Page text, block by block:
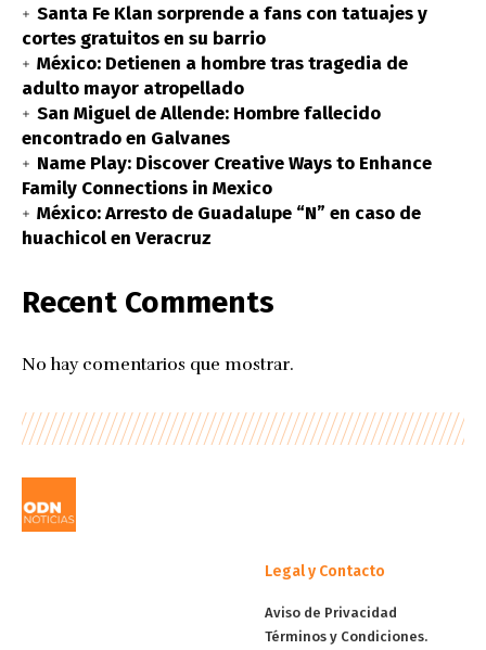
Santa Fe Klan sorprende a fans con tatuajes y
cortes gratuitos en su barrio
México: Detienen a hombre tras tragedia de
adulto mayor atropellado
San Miguel de Allende: Hombre fallecido
encontrado en Galvanes
Name Play: Discover Creative Ways to Enhance
Family Connections in Mexico
México: Arresto de Guadalupe “N” en caso de
huachicol en Veracruz
Recent Comments
No hay comentarios que mostrar.
Legal y Contacto
Aviso de Privacidad
Términos y Condiciones.